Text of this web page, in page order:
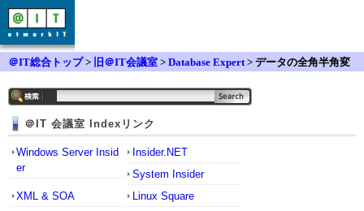
＠IT総合トップ> 旧＠IT会議室 > Database Expert> データの全角半角変
＠IT 会議室 Indexリンク
Windows Server Insid
er
Insider.NET
System Insider
XML & SOA
Linux Square